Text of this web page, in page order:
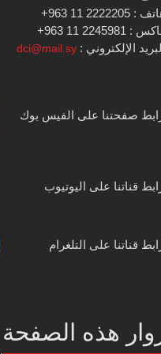
: 2222205 11 963+
: 2245981 11 963+
الإلكتروني : dci@mail.sy
صفحتنا على الفيس بوك
قناتنا على اليوتيوب
قناتنا على التلغرام
هذه الصفحة